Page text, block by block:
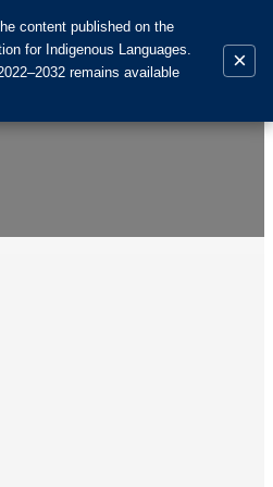
content published on the
for Indigenous Languages.
remains available
×